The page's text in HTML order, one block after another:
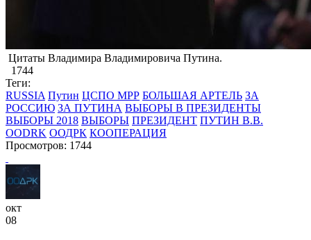
​Цитаты Владимира Владимировича Путина.
1744
Теги:
RUSSIA Путин ЦСПО МРР БОЛЬШАЯ АРТЕЛЬ ЗА
РОССИЮ ЗА ПУТИНА ВЫБОРЫ В ПРЕЗИДЕНТЫ
ВЫБОРЫ 2018 ВЫБОРЫ ПРЕЗИДЕНТ ПУТИН В.В.
OODRK ООДРК КООПЕРАЦИЯ
Просмотров: 1744
окт
08